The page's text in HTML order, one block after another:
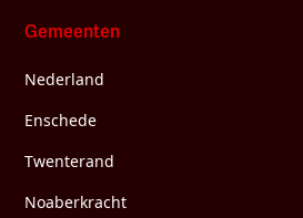
Gemeenten
Nederland
Enschede
Twenterand
Noaberkracht